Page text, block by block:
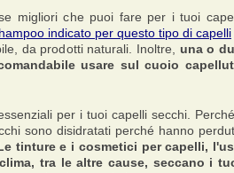
migliori che puoi fare per i tuoi
indicato per questo tipo di capelli
da prodotti naturali. Inoltre, una o
usare sul cuoio
per i tuoi capelli secchi.
sono disidratati perché hanno
tinture e i cosmetici per capelli,
tra le altre cause, seccano i